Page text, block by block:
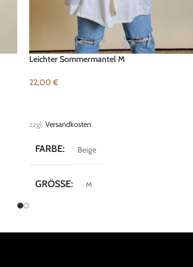
Leichter Sommermantel M
22,00 €
zzgl. Versandkosten
FARBE Beige
GRÖSSE M